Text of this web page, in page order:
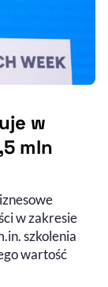
w
mln
w zakresie
szkolenia
wartość